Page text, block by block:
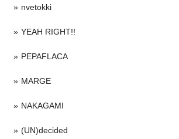
nvetokki
YEAH RIGHT!!
PEPAFLACA
MARGE
NAKAGAMI
(UN)decided